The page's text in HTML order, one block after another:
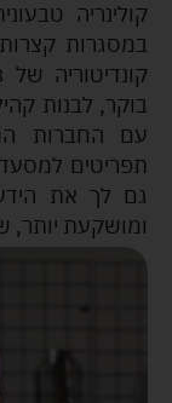
במסגרות
עם החברות
תפריטים
גם לך את
ומושקעת יותר,